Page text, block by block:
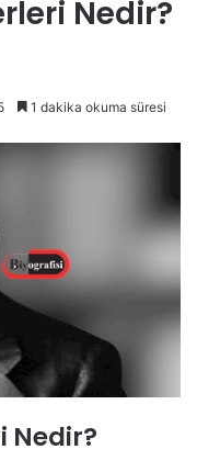
Nedir?
1 dakika okuma süresi
Nedir?